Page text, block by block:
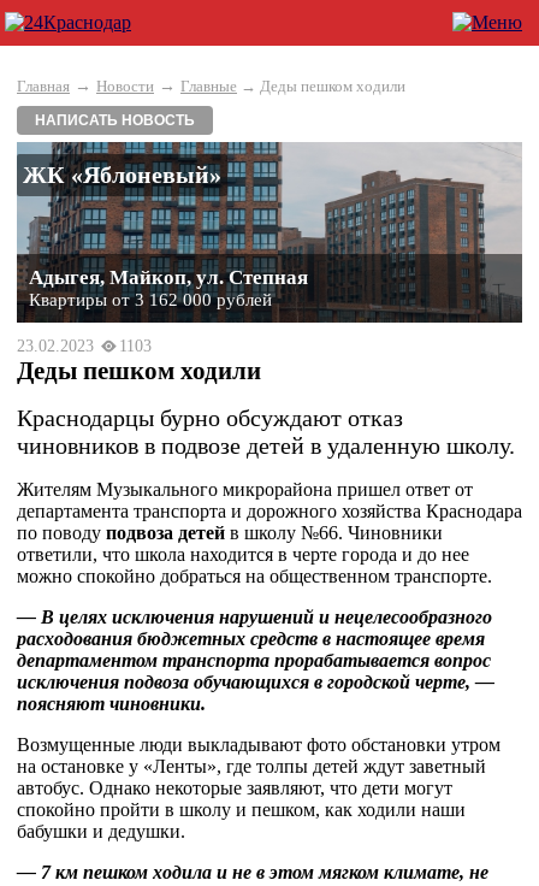
Главная → Новости → Главные → Деды пешком ходили
НАПИСАТЬ НОВОСТЬ
ЖК «Яблоневый»
Адыгея, Майкоп, ул. Степная
Квартиры от 3 162 000 рублей
23.02.2023 1103
Деды пешком ходили
Краснодарцы бурно обсуждают отказ
чиновников в подвозе детей в удаленную школу.
Жителям Музыкального микрорайона пришел ответ от
департамента транспорта и дорожного хозяйства Краснодара
по поводу подвоза детей в школу №66. Чиновники
ответили, что школа находится в черте города и до нее
можно спокойно добраться на общественном транспорте.
— В целях исключения нарушений и нецелесообразного
расходования бюджетных средств в настоящее время
департаментом транспорта прорабатывается вопрос
исключения подвоза обучающихся в городской черте, —
поясняют чиновники.
Возмущенные люди выкладывают фото обстановки утром
на остановке у «Ленты», где толпы детей ждут заветный
автобус. Однако некоторые заявляют, что дети могут
спокойно пройти в школу и пешком, как ходили наши
бабушки и дедушки.
— 7 км пешком ходила и не в этом мягком климате, не